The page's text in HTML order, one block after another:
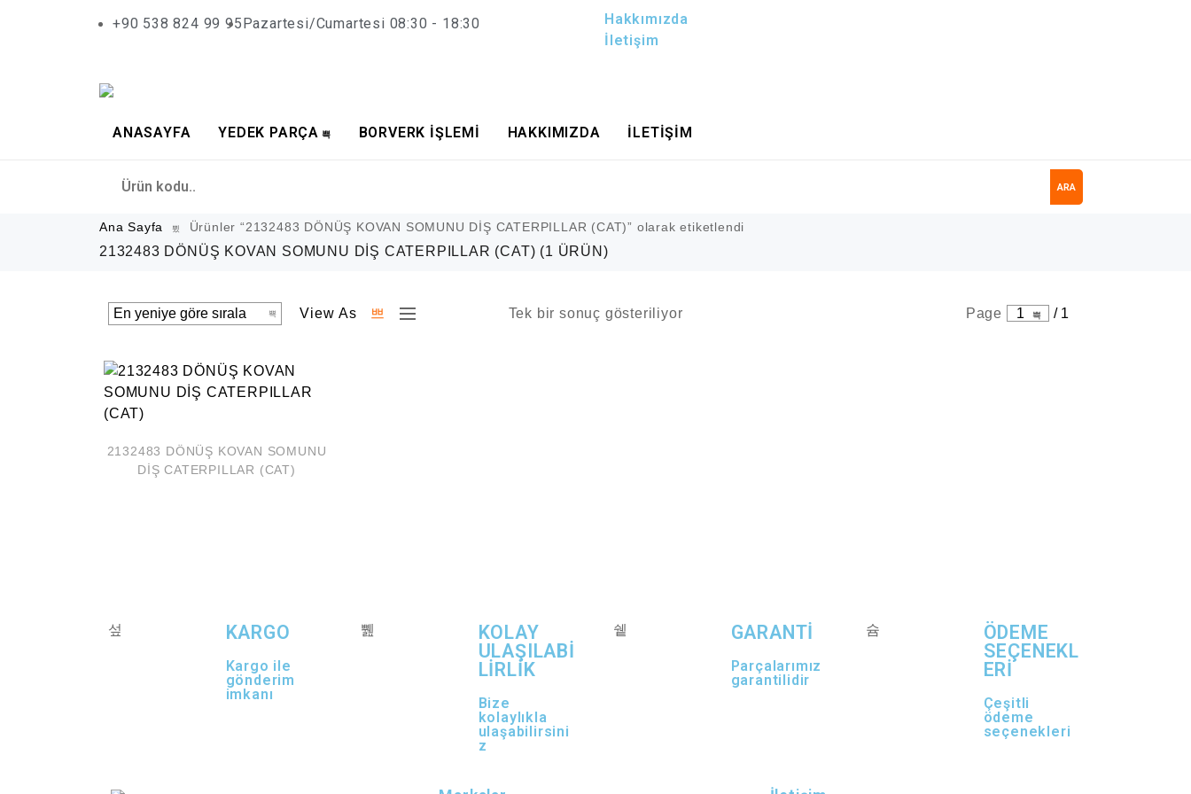
+90 538 824 99 95Pazartesi/Cumartesi 08:30 - 18:30
Hakkımızda
İletişim
ANASAYFA YEDEK PARÇA BORVERK İŞLEMİ HAKKIMIZDA İLETİŞİM
ARA
Ana Sayfa Ürünler “2132483 DÖNÜŞ KOVAN SOMUNU DİŞ CATERPILLAR (CAT)” olarak etiketlendi
2132483 DÖNÜŞ KOVAN SOMUNU DİŞ CATERPILLAR (CAT) (1 ÜRÜN)
View As Tek bir sonuç gösteriliyor Page 1 / 1
2132483 DÖNÜŞ KOVAN SOMUNU
DİŞ CATERPILLAR (CAT)
KARGO
Kargo ile
gönderim
imkanı
KOLAY
ULAŞILABİ
LİRLİK
Bize
kolaylıkla
ulaşabilirsini
z
GARANTİ
Parçalarımız
garantilidir
ÖDEME
SEÇENEKL
ERİ
Çeşitli
ödeme
seçenekleri